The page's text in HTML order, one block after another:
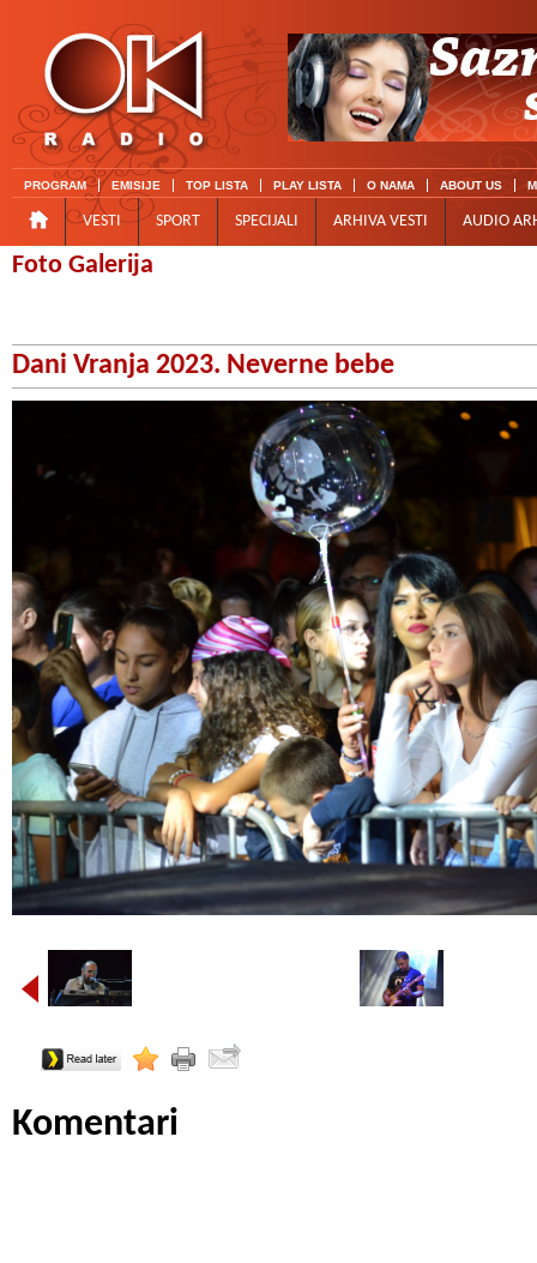
PROGRAM EMISIJE TOP LISTA PLAY LISTA O NAMA ABOUT US
VESTI SPORT SPECIJALI ARHIVA VESTI AUDIO
Foto Galerija
Dani Vranja 2023. Neverne bebe
Komentari